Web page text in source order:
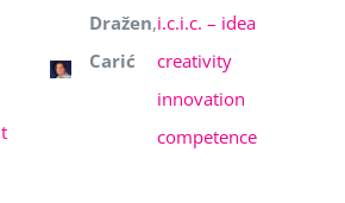
Dražen
Carić
,i.c.i.c. – idea
creativity
innovation
competence